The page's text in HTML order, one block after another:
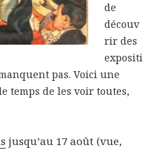
de
découv
rir des
expositi
pas. Voici une
temps de les voir toutes,
jusqu’au 17 août (vue,